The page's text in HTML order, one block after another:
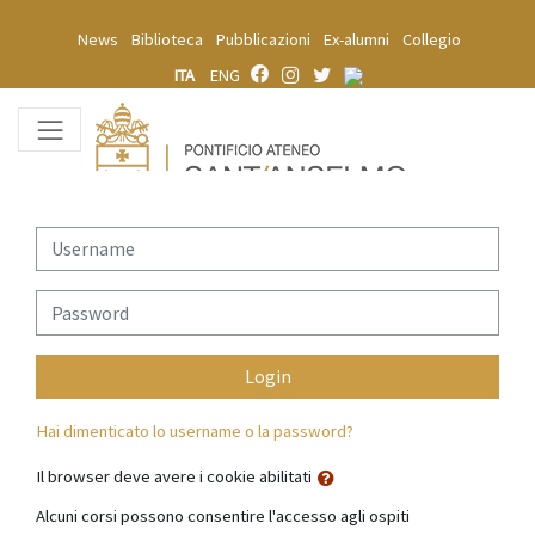
News
Biblioteca Pubblicazioni Ex-alumni
Collegio
ITA
ENG
Username
Password
Login
Hai dimenticato lo username o la password?
Il browser deve avere i cookie abilitati
Alcuni corsi possono consentire l'accesso agli ospiti